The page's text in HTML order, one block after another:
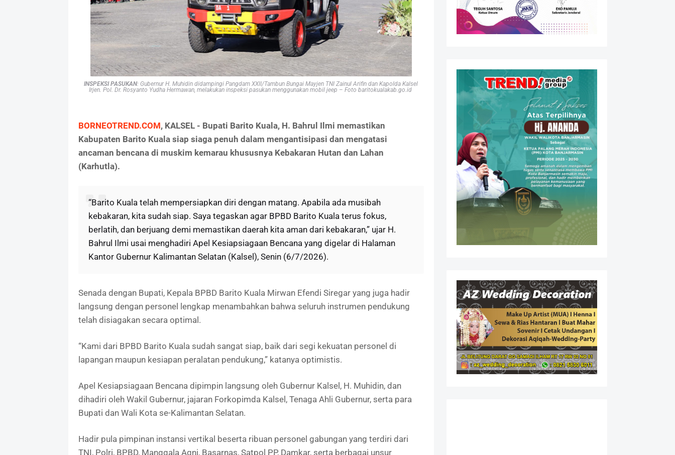
INSPEKSI PASUKAN: Gubernur H. Muhidin didampingi Pangdam XXII/Tambun Bungai Mayjen TNI Zainul Arifin dan Kapolda Kalsel
Irjen. Pol. Dr. Rosyanto Yudha Hermawan, melakukan inspeksi pasukan menggunakan mobil jeep – Foto baritokualakab.go.id
BORNEOTREND.COM, KALSEL - Bupati Barito Kuala, H. Bahrul Ilmi memastikan
Kabupaten Barito Kuala siap siaga penuh dalam mengantisipasi dan mengatasi
ancaman bencana di muskim kemarau khususnya Kebakaran Hutan dan Lahan
(Karhutla).
“Barito Kuala telah mempersiapkan diri dengan matang. Apabila ada musibah
kebakaran, kita sudah siap. Saya tegaskan agar BPBD Barito Kuala terus fokus,
berlatih, dan berjuang demi memastikan daerah kita aman dari kebakaran,” ujar H.
Bahrul Ilmi usai menghadiri Apel Kesiapsiagaan Bencana yang digelar di Halaman
Kantor Gubernur Kalimantan Selatan (Kalsel), Senin (6/7/2026).
Senada dengan Bupati, Kepala BPBD Barito Kuala Mirwan Efendi Siregar yang juga hadir
langsung dengan personel lengkap menambahkan bahwa seluruh instrumen pendukung
telah disiagakan secara optimal.
“Kami dari BPBD Barito Kuala sudah sangat siap, baik dari segi kekuatan personel di
lapangan maupun kesiapan peralatan pendukung,” katanya optimistis.
Apel Kesiapsiagaan Bencana dipimpin langsung oleh Gubernur Kalsel, H. Muhidin, dan
dihadiri oleh Wakil Gubernur, jajaran Forkopimda Kalsel, Tenaga Ahli Gubernur, serta para
Bupati dan Wali Kota se-Kalimantan Selatan.
Hadir pula pimpinan instansi vertikal beserta ribuan personel gabungan yang terdiri dari
TNI, Polri, BPBD, Manggala Agni, Basarnas, Satpol PP, Damkar, serta berbagai unsur